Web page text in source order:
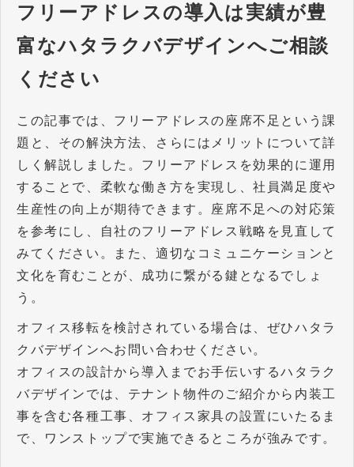
フリーアドレスの導入は実績が豊
富なハタラクバデザインへご相談
ください
この記事では、フリーアドレスの座席不足という課
題と、その解決方法、さらにはメリットについて詳
しく解説しました。フリーアドレスを効果的に運用
することで、柔軟な働き方を実現し、社員満足度や
生産性の向上が期待できます。座席不足への対応策
を参考にし、自社のフリーアドレス戦略を見直して
みてください。また、適切なコミュニケーションと
文化を育むことが、成功に繋がる鍵となるでしょ
う。
オフィス移転を検討されている場合は、ぜひハタラ
クバデザインへお問い合わせください。
オフィスの設計から導入までお手伝いするハタラク
バデザインでは、テナント物件のご紹介から内装工
事を含む各種工事、オフィス家具の設置にいたるま
で、ワンストップで実施できるところが強みです。